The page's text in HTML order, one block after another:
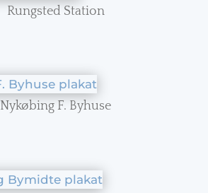
Rungsted Station
Nykøbing F. Byhuse